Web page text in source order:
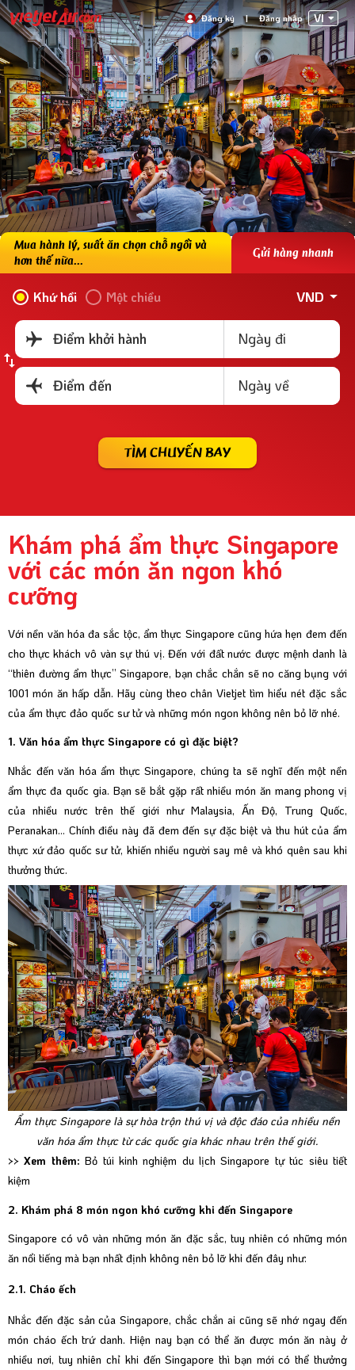
Đăng ký | Đăng nhập VI
Mua hành lý, suất ăn chọn chỗ ngồi và
hơn thế nữa...
Gửi hàng nhanh
Khứ hồi Một chiều VND
Điểm khởi hành Ngày đi
Điểm đến Ngày về
TÌM CHUYẾN BAY
Khám phá ẩm thực Singapore
với các món ăn ngon khó
cưỡng
Với nền văn hóa đa sắc tộc, ẩm thực Singapore cũng hứa hẹn đem đến
cho thực khách vô vàn sự thú vị. Đến với đất nước được mệnh danh là
“thiên đường ẩm thực” Singapore, bạn chắc chắn sẽ no căng bụng với
1001 món ăn hấp dẫn. Hãy cùng theo chân Vietjet tìm hiểu nét đặc sắc
của ẩm thực đảo quốc sư tử và những món ngon không nên bỏ lỡ nhé.
1. Văn hóa ẩm thực Singapore có gì đặc biệt?
Nhắc đến văn hóa ẩm thực Singapore, chúng ta sẽ nghĩ đến một nền
ẩm thực đa quốc gia. Bạn sẽ bắt gặp rất nhiều món ăn mang phong vị
của nhiều nước trên thế giới như Malaysia, Ấn Độ, Trung Quốc,
Peranakan… Chính điều này đã đem đến sự đặc biệt và thu hút của ẩm
thực xứ đảo quốc sư tử, khiến nhiều người say mê và khó quên sau khi
thưởng thức.
Ẩm thực Singapore là sự hòa trộn thú vị và độc đáo của nhiều nền
văn hóa ẩm thực từ các quốc gia khác nhau trên thế giới.
>> Xem thêm: Bỏ túi kinh nghiệm du lịch Singapore tự túc siêu tiết
kiệm
2. Khám phá 8 món ngon khó cưỡng khi đến Singapore
Singapore có vô vàn những món ăn đặc sắc, tuy nhiên có những món
ăn nổi tiếng mà bạn nhất định không nên bỏ lỡ khi đến đây như:
2.1. Cháo ếch
Nhắc đến đặc sản của Singapore, chắc chắn ai cũng sẽ nhớ ngay đến
món cháo ếch trứ danh. Hiện nay bạn có thể ăn được món ăn này ở
nhiều nơi, tuy nhiên chỉ khi đến Singapore thì bạn mới có thể thưởng